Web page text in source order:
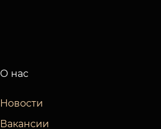
О нас
Новости
Вакансии